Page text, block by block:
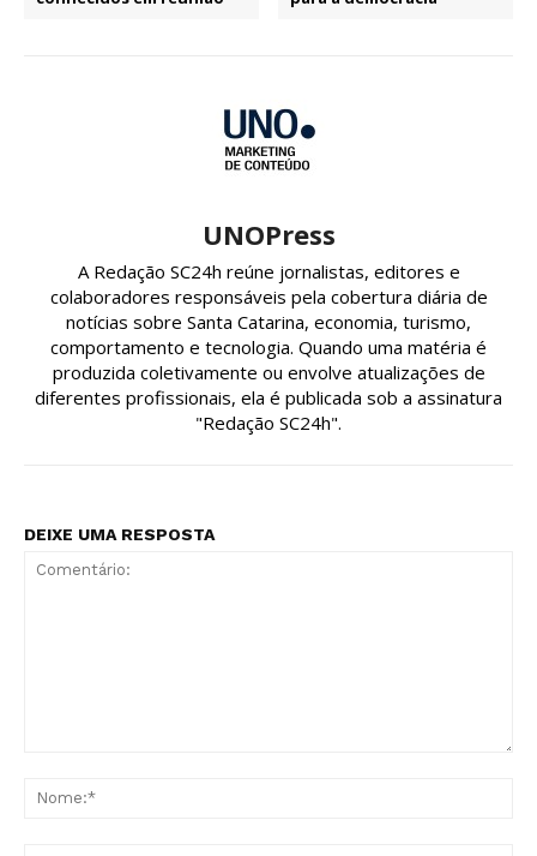
UNOPress
A Redação SC24h reúne jornalistas, editores e
colaboradores responsáveis pela cobertura diária de
notícias sobre Santa Catarina, economia, turismo,
comportamento e tecnologia. Quando uma matéria é
produzida coletivamente ou envolve atualizações de
diferentes profissionais, ela é publicada sob a assinatura
"Redação SC24h".
DEIXE UMA RESPOSTA